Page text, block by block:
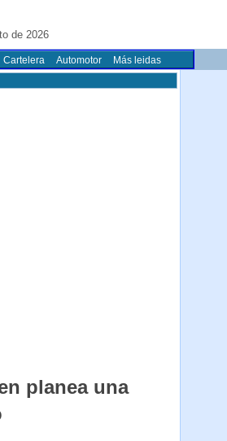
de 2026
Cartelera Automotor Más leidas
planea una